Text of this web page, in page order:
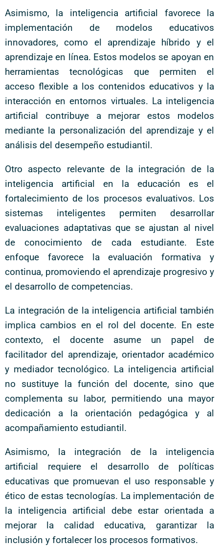
Asimismo, la inteligencia artificial favorece la
implementación de modelos educativos
innovadores, como el aprendizaje híbrido y el
aprendizaje en línea. Estos modelos se apoyan en
herramientas tecnológicas que permiten el
acceso flexible a los contenidos educativos y la
interacción en entornos virtuales. La inteligencia
artificial contribuye a mejorar estos modelos
mediante la personalización del aprendizaje y el
análisis del desempeño estudiantil.
Otro aspecto relevante de la integración de la
inteligencia artificial en la educación es el
fortalecimiento de los procesos evaluativos. Los
sistemas inteligentes permiten desarrollar
evaluaciones adaptativas que se ajustan al nivel
de conocimiento de cada estudiante. Este
enfoque favorece la evaluación formativa y
continua, promoviendo el aprendizaje progresivo y
el desarrollo de competencias.
La integración de la inteligencia artificial también
implica cambios en el rol del docente. En este
contexto, el docente asume un papel de
facilitador del aprendizaje, orientador académico
y mediador tecnológico. La inteligencia artificial
no sustituye la función del docente, sino que
complementa su labor, permitiendo una mayor
dedicación a la orientación pedagógica y al
acompañamiento estudiantil.
Asimismo, la integración de la inteligencia
artificial requiere el desarrollo de políticas
educativas que promuevan el uso responsable y
ético de estas tecnologías. La implementación de
la inteligencia artificial debe estar orientada a
mejorar la calidad educativa, garantizar la
inclusión y fortalecer los procesos formativos.